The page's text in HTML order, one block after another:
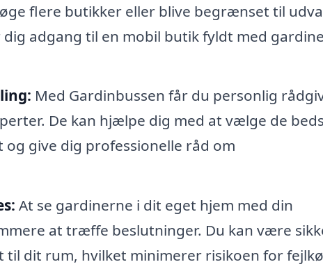
flere butikker eller blive begrænset til
adgang til en mobil butik fyldt med
Med Gardinbussen får du personlig
De kan hjælpe dig med at vælge de
give dig professionelle råd om
At se gardinerne i dit eget hjem med din
at træffe beslutninger. Du kan være
dit rum, hvilket minimerer risikoen for